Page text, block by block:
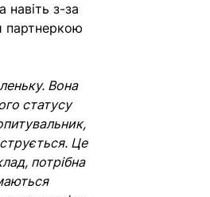
навіть з-за
партнеркою
Вона
статусу
Це
потрібна